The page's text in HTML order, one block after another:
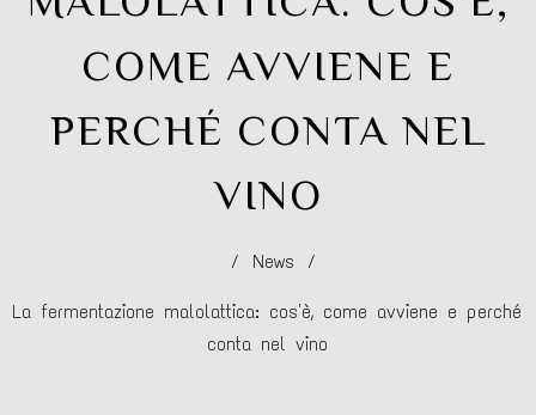
COME AVVIENE E
PERCHÉ CONTA NEL
VINO
/ News /
La fermentazione malolattica: cos'è, come avviene e perché
conta nel vino